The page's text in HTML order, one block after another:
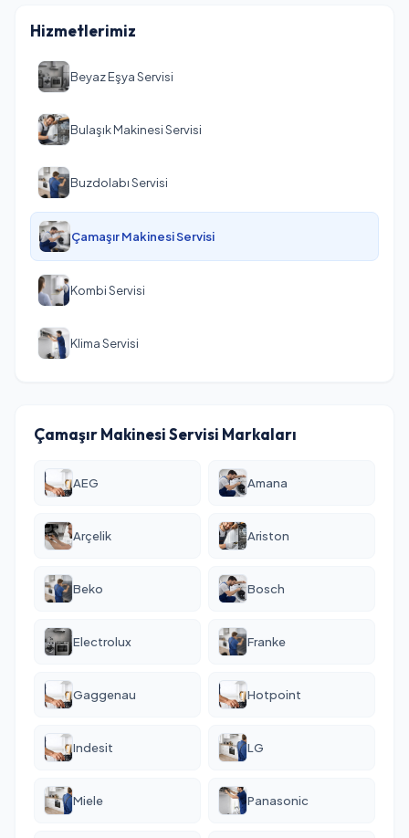
Hizmetlerimiz
Beyaz Eşya Servisi
Bulaşık Makinesi Servisi
Buzdolabı Servisi
Çamaşır Makinesi Servisi
Kombi Servisi
Klima Servisi
Çamaşır Makinesi Servisi Markaları
AEG Amana
Arçelik Ariston
Beko Bosch
Electrolux Franke
Gaggenau Hotpoint
Indesit LG
Miele Panasonic